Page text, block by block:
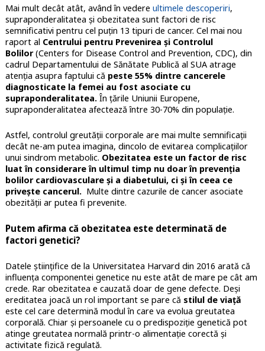
Mai mult decât atât, având în vedere ultimele descoperiri,
supraponderalitatea și obezitatea sunt factori de risc
semnificativi pentru cel puțin 13 tipuri de cancer. Cel mai nou
raport al Centrului pentru Prevenirea și Controlul
Bolilor(Centers for Disease Control and Prevention, CDC), din
cadrul Departamentului de Sănătate Publică al SUA atrage
atenția asupra faptului că peste 55% dintre cancerele
diagnosticate la femei au fost asociate cu
supraponderalitatea.În țările Uniunii Europene,
supraponderalitatea afectează între 30-70% din populație.
Astfel, controlul greutății corporale are mai multe semnificații
decât ne-am putea imagina, dincolo de evitarea complicațiilor
unui sindrom metabolic. Obezitatea este un factor de risc
luat în considerare în ultimul timp nu doar în prevenția
bolilor cardiovasculare și a diabetului, ci și în ceea ce
privește cancerul.Multe dintre cazurile de cancer asociate
obezității ar putea fi prevenite.
Putem afirma că obezitatea este determinată de
factori genetici?
Datele științifice de la Universitatea Harvard din 2016 arată că
influența componentei genetice nu este atât de mare pe cât am
crede. Rar obezitatea e cauzată doar de gene defecte. Deși
ereditatea joacă un rol important se pare că stilul de viață
este cel care determină modul în care va evolua greutatea
corporală. Chiar și persoanele cu o predispoziție genetică pot
atinge greutatea normală printr-o alimentație corectă și
activitate fizică regulată.